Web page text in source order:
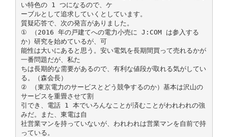
い特色の 1 つになるので、ケ
ーブルとして追求していくとしています。
質疑応答で、次の発言がありました。
① （2016 年の戸建てへの電力小売に J:COM は参入する
か）研究を始めているが、可
能性は大いにあると思う。安い電気を長期間買って売れるかが
一番問題だが、私た
ちは長期的な需要があるので、有利な値段が取れる気がしてい
る。（森会長）
② （東京電力のサービスとどう競争するのか）基本は沢山の
サービスを重畳させて割
引でき、電話 1 本でいろんなことが済むことがわれわれの強
みだ。また、東電は自
社営業マンを持っていないが、われわれは営業マンを自前で持
っている。